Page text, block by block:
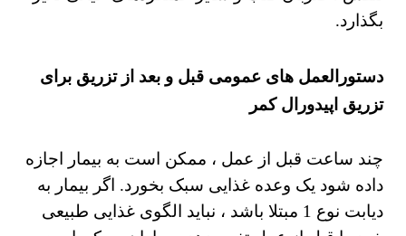
بگذارد.
دستورالعمل های عمومی قبل و بعد از تزریق برای
تزریق اپیدورال کمر
چند ساعت قبل از عمل ، ممکن است به بیمار اجازه
داده شود یک وعده غذایی سبک بخورد. اگر بیمار به
دیابت نوع 1 مبتلا باشد ، نباید الگوی غذایی طبیعی